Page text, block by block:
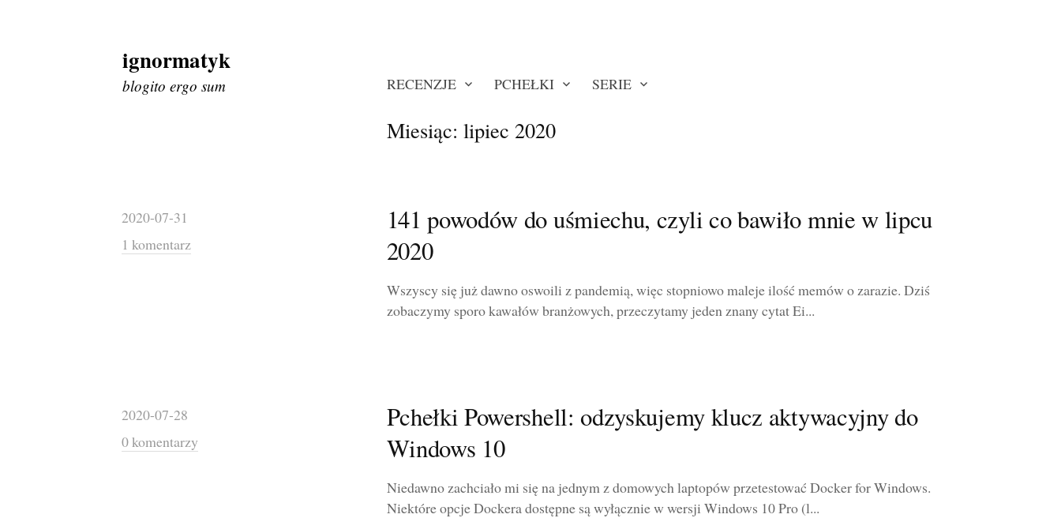
Skip
to
content
ignormatyk
blogito ergo sum RECENZJE PCHEŁKI SERIE
Miesiąc: lipiec 2020
2020-07-31
1 komentarz
141 powodów do uśmiechu, czyli co bawiło mnie w lipcu
2020
Wszyscy się już dawno oswoili z pandemią, więc stopniowo maleje ilość memów o zarazie. Dziś
zobaczymy sporo kawałów branżowych, przeczytamy jeden znany cytat Ei...
2020-07-28
0 komentarzy
Pchełki Powershell: odzyskujemy klucz aktywacyjny do
Windows 10
Niedawno zachciało mi się na jednym z domowych laptopów przetestować Docker for Windows.
Niektóre opcje Dockera dostępne są wyłącznie w wersji Windows 10 Pro (l...